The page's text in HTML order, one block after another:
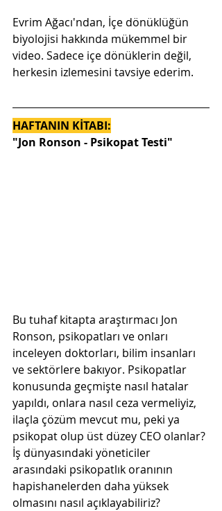
Evrim Ağacı'ndan, İçe dönüklüğün
biyolojisi hakkında mükemmel bir
video. Sadece içe dönüklerin değil,
herkesin izlemesini tavsiye ederim.
HAFTANIN KİTABI:
"Jon Ronson - Psikopat Testi"
Bu tuhaf kitapta araştırmacı Jon
Ronson, psikopatları ve onları
inceleyen doktorları, bilim insanları
ve sektörlere bakıyor. Psikopatlar
konusunda geçmişte nasıl hatalar
yapıldı, onlara nasıl ceza vermeliyiz,
ilaçla çözüm mevcut mu, peki ya
psikopat olup üst düzey CEO olanlar?
İş dünyasındaki yöneticiler
arasındaki psikopatlık oranının
hapishanelerden daha yüksek
olmasını nasıl açıklayabiliriz?